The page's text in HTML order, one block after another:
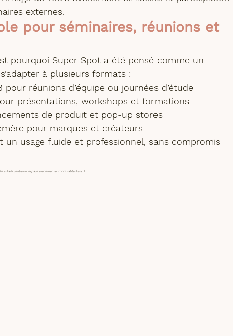
externes.
pour séminaires, réunions et
pourquoi Super Spot a été pensé comme un
à plusieurs formats :
pour réunions d’équipe ou journées d’étude
présentations, workshops et formations
de produit et pop-up stores
pour marques et créateurs
un usage fluide et professionnel, sans compromis
à Paris centre ou espace événementiel modulable Paris 3.